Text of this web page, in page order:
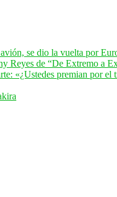
se dio la vuelta por
Reyes de “De Extremo a
«¿Ustedes premian por